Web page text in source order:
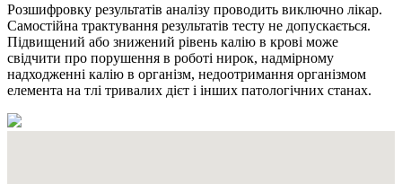
Розшифровку результатів аналізу проводить виключно лікар.
Самостійна трактування результатів тесту не допускається.
Підвищений або знижений рівень калію в крові може
свідчити про порушення в роботі нирок, надмірному
надходженні калію в організм, недоотримання організмом
елемента на тлі тривалих дієт і інших патологічних станах.